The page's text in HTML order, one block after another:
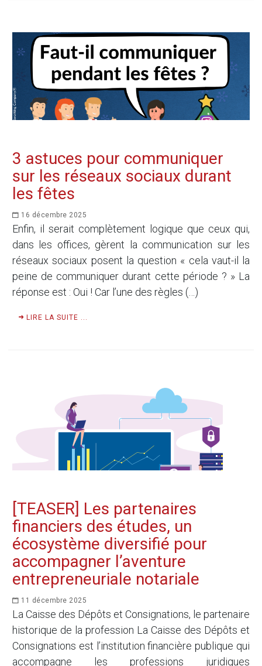
3 astuces pour communiquer
sur les réseaux sociaux durant
les fêtes
16 décembre 2025
Enfin, il serait complètement logique que ceux qui,
dans les offices, gèrent la communication sur les
réseaux sociaux posent la question « cela vaut-il la
peine de communiquer durant cette période ? » La
réponse est : Oui ! Car l’une des règles (…)
LIRE LA SUITE ...
[TEASER] Les partenaires
financiers des études, un
écosystème diversifié pour
accompagner l’aventure
entrepreneuriale notariale
11 décembre 2025
La Caisse des Dépôts et Consignations, le partenaire
historique de la profession La Caisse des Dépôts et
Consignations est l’institution financière publique qui
accompagne les professions juridiques